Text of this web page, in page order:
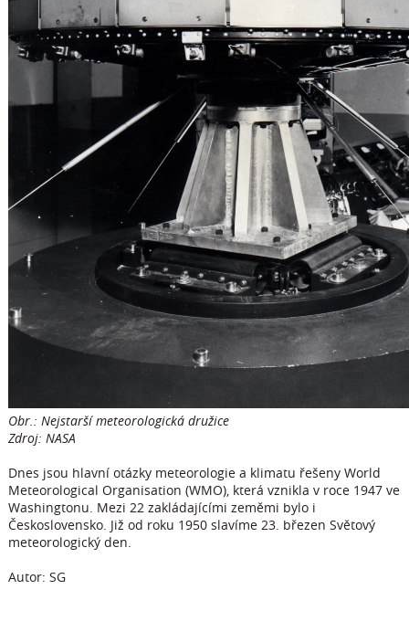
Obr.: Nejstarší meteorologická družice
Zdroj: NASA
Dnes jsou hlavní otázky meteorologie a klimatu řešeny World
Meteorological Organisation (WMO), která vznikla v roce 1947 ve
Washingtonu. Mezi 22 zakládajícími zeměmi bylo i
Československo. Již od roku 1950 slavíme 23. březen Světový
meteorologický den.
Autor: SG